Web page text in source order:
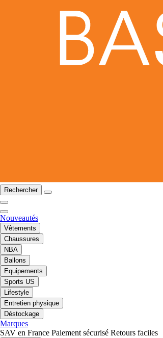
Rechercher
Nouveautés
Vêtements
Chaussures
NBA
Ballons
Equipements
Sports US
Lifestyle
Entretien physique
Déstockage
Marques
SAV en France Paiement sécurisé Retours faciles